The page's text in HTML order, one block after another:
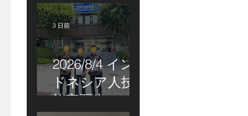
ート選考会＠
茨城県
2026/8/4 イン
ドネシア人技
能実習生の配
3 日前